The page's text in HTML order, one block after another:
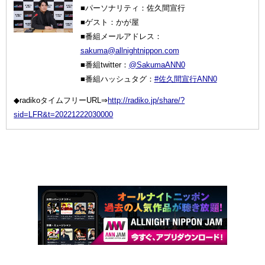
■パーソナリティ：佐久間宣行
■ゲスト：かが屋
■番組メールアドレス：
sakuma@allnightnippon.com
■番組twitter： @SakumaANN0
■番組ハッシュタグ： #佐久間宣行ANN0
◆radikoタイムフリーURL⇒http://radiko.jp/share/?
sid=LFR&t=20221222030000